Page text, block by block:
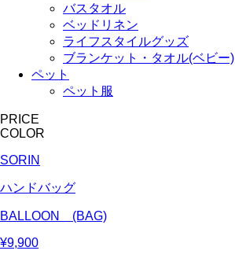
バスタオル
ベッドリネン
ライフスタイルグッズ
ブランケット・タオル(ベビー)
ペット
ペット服
PRICE
COLOR
SORIN
ハンドバッグ
BALLOON (BAG)
¥9,900